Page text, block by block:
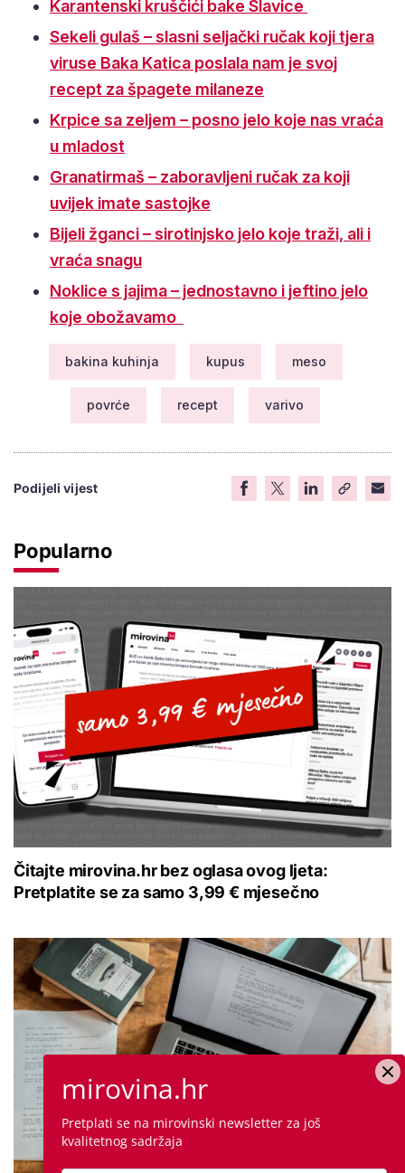
Karantenski kruščići bake Slavice
Sekeli gulaš – slasni seljački ručak koji tjera
viruse Baka Katica poslala nam je svoj
recept za špagete milaneze
Krpice sa zeljem – posno jelo koje nas vraća
u mladost
Granatirmaš – zaboravljeni ručak za koji
uvijek imate sastojke
Bijeli žganci – sirotinjsko jelo koje traži, ali i
vraća snagu
Noklice s jajima – jednostavno i jeftino jelo
koje obožavamo
bakina kuhinja kupus meso
povrće recept varivo
Podijeli vijest
Popularno
Čitajte mirovina.hr bez oglasa ovog ljeta:
Pretplatite se za samo 3,99 € mjesečno
mirovina.hr
Pretplati se na mirovinski newsletter za još
kvalitetnog sadržaja